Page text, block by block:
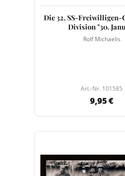
Die 32. SS-
Division "30.
Rolf Michaelis
Art.-Nr. 101585
9,95 €